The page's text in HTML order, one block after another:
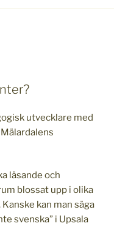
utvecklare med
läsande och
blossat upp i olika
kan man säga
svenska” i Upsala